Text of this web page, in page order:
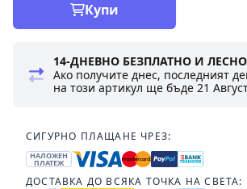
Купи
14-ДНЕВНО БЕЗПЛАТНО И
Ако получите днес, последният
на този артикул ще бъде21
СИГУРНО ПЛАЩАНЕ ЧРЕЗ:
НАЛОЖЕН
ПЛАТЕЖ
ДОСТАВКА ДО ВСЯКА ТОЧКА НА СВЕТА: